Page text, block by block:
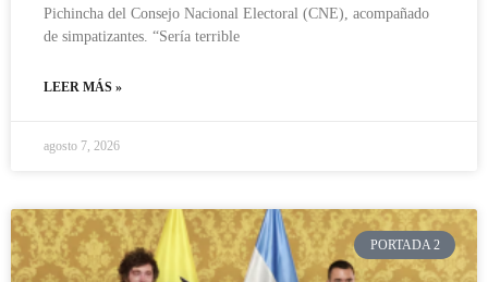
Pichincha del Consejo Nacional Electoral (CNE), acompañado
de simpatizantes. “Sería terrible
LEER MÁS »
agosto 7, 2026
PORTADA 2